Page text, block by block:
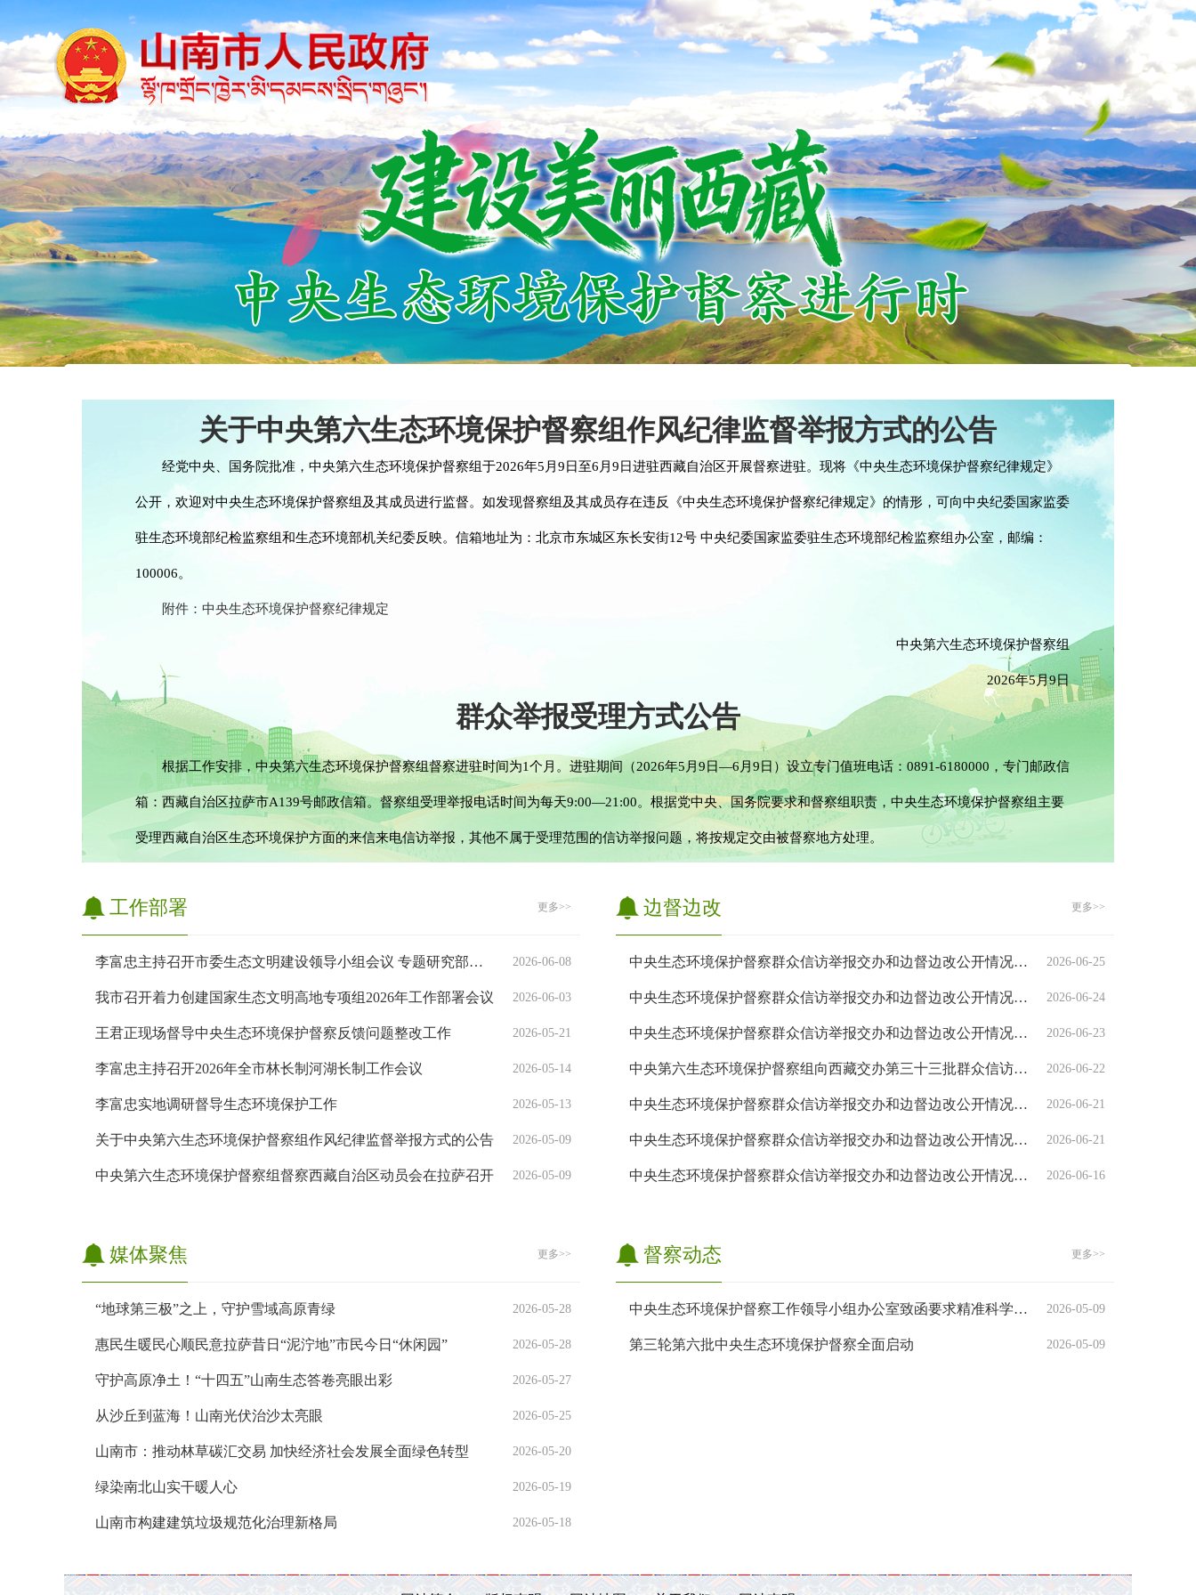
关于中央第六生态环境保护督察组作风纪律监督举报方式的公告
经党中央、国务院批准，中央第六生态环境保护督察组于2026年5月9日至6月9日进驻西藏自治区开展督察进驻。现将《中央生态环境保护督察纪律规定》
公开，欢迎对中央生态环境保护督察组及其成员进行监督。如发现督察组及其成员存在违反《中央生态环境保护督察纪律规定》的情形，可向中央纪委国家监委
驻生态环境部纪检监察组和生态环境部机关纪委反映。信箱地址为：北京市东城区东长安街12号 中央纪委国家监委驻生态环境部纪检监察组办公室，邮编：
100006。
附件：中央生态环境保护督察纪律规定
中央第六生态环境保护督察组
2026年5月9日
群众举报受理方式公告
根据工作安排，中央第六生态环境保护督察组督察进驻时间为1个月。进驻期间（2026年5月9日—6月9日）设立专门值班电话：0891-6180000，专门邮政信
箱：西藏自治区拉萨市A139号邮政信箱。督察组受理举报电话时间为每天9:00—21:00。根据党中央、国务院要求和督察组职责，中央生态环境保护督察组主要
受理西藏自治区生态环境保护方面的来信来电信访举报，其他不属于受理范围的信访举报问题，将按规定交由被督察地方处理。
工作部署 更多>>
李富忠主持召开市委生态文明建设领导小组会议 专题研究部署中央生态环境保护督察反馈问题整改工作 2026-06-08
我市召开着力创建国家生态文明高地专项组2026年工作部署会议 2026-06-03
王君正现场督导中央生态环境保护督察反馈问题整改工作 2026-05-21
李富忠主持召开2026年全市林长制河湖长制工作会议 2026-05-14
李富忠实地调研督导生态环境保护工作 2026-05-13
关于中央第六生态环境保护督察组作风纪律监督举报方式的公告 2026-05-09
中央第六生态环境保护督察组督察西藏自治区动员会在拉萨召开 2026-05-09
边督边改 更多>>
中央生态环境保护督察群众信访举报交办和边督边改公开情况（第三十二批） 2026-06-25
中央生态环境保护督察群众信访举报交办和边督边改公开情况（第三十一批） 2026-06-24
中央生态环境保护督察群众信访举报交办和边督边改公开情况（第三十批） 2026-06-23
中央第六生态环境保护督察组向西藏交办第三十三批群众信访举报件5件 2026-06-22
中央生态环境保护督察群众信访举报交办和边督边改公开情况（第二十九批） 2026-06-21
中央生态环境保护督察群众信访举报交办和边督边改公开情况（第二十八批） 2026-06-21
中央生态环境保护督察群众信访举报交办和边督边改公开情况（第二十七批） 2026-06-16
媒体聚焦 更多>>
“地球第三极”之上，守护雪域高原青绿 2026-05-28
惠民生暖民心顺民意拉萨昔日“泥泞地”市民今日“休闲园” 2026-05-28
守护高原净土！“十四五”山南生态答卷亮眼出彩 2026-05-27
从沙丘到蓝海！山南光伏治沙太亮眼 2026-05-25
山南市：推动林草碳汇交易 加快经济社会发展全面绿色转型 2026-05-20
绿染南北山实干暖人心 2026-05-19
山南市构建建筑垃圾规范化治理新格局 2026-05-18
督察动态 更多>>
中央生态环境保护督察工作领导小组办公室致函要求精准科学依法推进边督边改严禁“一刀切” 切实减轻基层负担 2026-05-09
第三轮第六批中央生态环境保护督察全面启动 2026-05-09